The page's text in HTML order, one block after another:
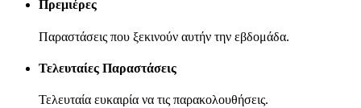
Πρεμιέρες
Παραστάσεις που ξεκινούν αυτήν την εβδομάδα.
Τελευταίες Παραστάσεις
Τελευταία ευκαιρία να τις παρακολουθήσεις.